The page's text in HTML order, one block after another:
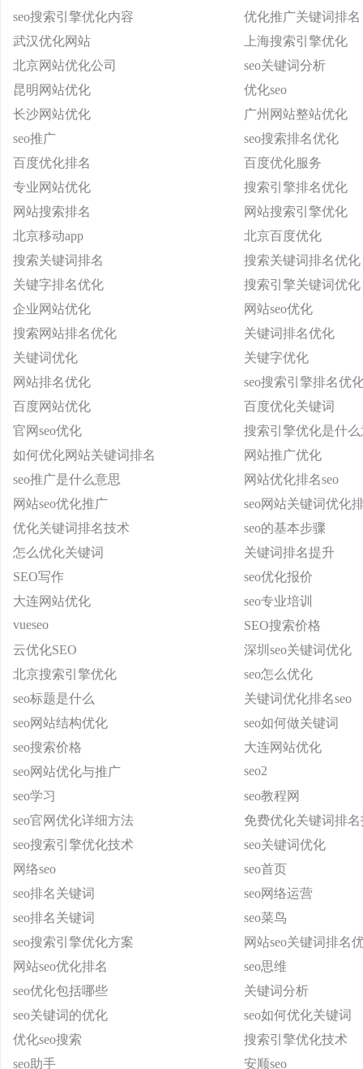
seo搜索引擎优化内容
优化推广关键词排名
武汉优化网站
上海搜索引擎优化
北京网站优化公司
seo关键词分析
昆明网站优化
优化seo
长沙网站优化
广州网站整站优化
seo推广
seo搜索排名优化
百度优化排名
百度优化服务
专业网站优化
搜索引擎排名优化
网站搜索排名
网站搜索引擎优化
北京移动app
北京百度优化
搜索关键词排名
搜索关键词排名优化
关键字排名优化
搜索引擎关键词优化
企业网站优化
网站seo优化
搜索网站排名优化
关键词排名优化
关键词优化
关键字优化
网站排名优化
seo搜索引擎排名优
百度网站优化
百度优化关键词
官网seo优化
搜索引擎优化是什
如何优化网站关键词排名
网站推广优化
seo推广是什么意思
网站优化排名seo
网站seo优化推广
seo网站关键词优化
优化关键词排名技术
seo的基本步骤
怎么优化关键词
关键词排名提升
SEO写作
seo优化报价
大连网站优化
seo专业培训
vueseo
SEO搜索价格
云优化SEO
深圳seo关键词优化
北京搜索引擎优化
seo怎么优化
seo标题是什么
关键词优化排名seo
seo网站结构优化
seo如何做关键词
seo搜索价格
大连网站优化
seo网站优化与推广
seo2
seo学习
seo教程网
seo官网优化详细方法
免费优化关键词排
seo搜索引擎优化技术
seo关键词优化
网络seo
seo首页
seo排名关键词
seo网络运营
seo排名关键词
seo菜鸟
seo搜索引擎优化方案
网站seo关键词排名
网站seo优化排名
seo思维
seo优化包括哪些
关键词分析
seo关键词的优化
seo如何优化关键词
优化seo搜索
搜索引擎优化技术
seo助手
安顺seo